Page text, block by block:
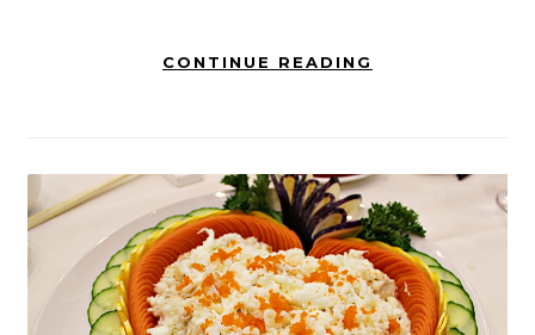
CONTINUE READING